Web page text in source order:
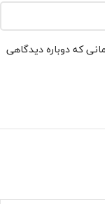
که دوباره دیدگاهی